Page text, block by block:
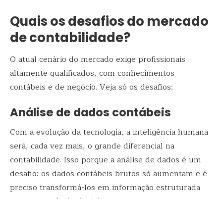
Quais os desafios do mercado
de contabilidade?
O atual cenário do mercado exige profissionais
altamente qualificados, com conhecimentos
contábeis e de negócio. Veja só os desafios:
Análise de dados contábeis
Com a evolução da tecnologia, a inteligência humana
será, cada vez mais, o grande diferencial na
contabilidade. Isso porque a análise de dados é um
desafio: os dados contábeis brutos só aumentam e é
preciso transformá-los em informação estruturada